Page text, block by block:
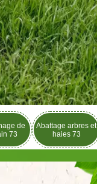
de
73
Abattage arbres et
haies 73